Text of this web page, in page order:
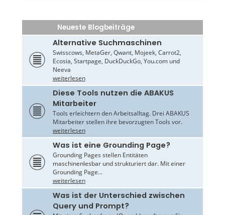
Neueste Blogbeiträge
Alternative Suchmaschinen
Swisscows, MetaGer, Qwant, Mojeek, Carrot2,
Ecosia, Startpage, DuckDuckGo, You.com und
Neeva
weiterlesen
Diese Tools nutzen die ABAKUS
Mitarbeiter
Tools erleichtern den Arbeitsalltag. Drei ABAKUS
Mitarbeiter stellen ihre bevorzugten Tools vor.
weiterlesen
Was ist eine Grounding Page?
Grounding Pages stellen Entitäten
maschinenlesbar und strukturiert dar. Mit einer
Grounding Page...
weiterlesen
Was ist der Unterschied zwischen
Query und Prompt?